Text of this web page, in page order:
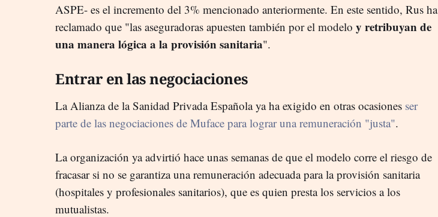
ASPE- es el incremento del 3% mencionado anteriormente. En este sentido, Rus ha
reclamado que "las aseguradoras apuesten también por el modelo y retribuyan de
una manera lógica a la provisión sanitaria".
Entrar en las negociaciones
La Alianza de la Sanidad Privada Española ya ha exigido en otras ocasiones ser
parte de las negociaciones de Muface para lograr una remuneración "justa".
La organización ya advirtió hace unas semanas de que el modelo corre el riesgo de
fracasar si no se garantiza una remuneración adecuada para la provisión sanitaria
(hospitales y profesionales sanitarios), que es quien presta los servicios a los
mutualistas.